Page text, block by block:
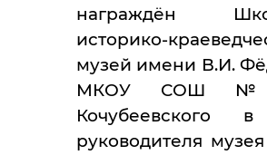
награждён
историко-
музей имени В.И.
МКОУ СОШ
Кочубеевского
руководителя